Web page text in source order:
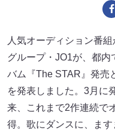
人気オーディション番
グループ・JO1が、都
バム『The STAR』発売
を発表しました。3月に
来、これまで2作連続で
得。歌にダンスに、ます